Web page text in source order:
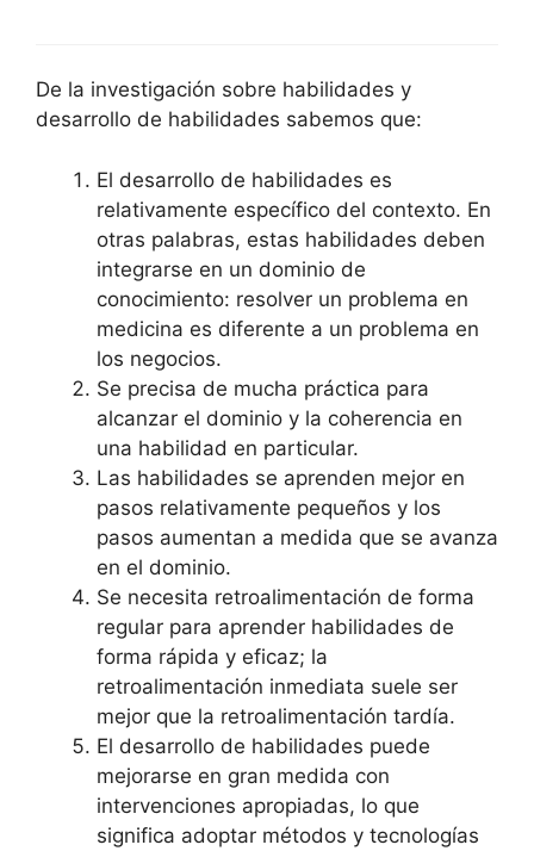
De la investigación sobre habilidades y
desarrollo de habilidades sabemos que:
El desarrollo de habilidades es
relativamente específico del contexto. En
otras palabras, estas habilidades deben
integrarse en un dominio de
conocimiento: resolver un problema en
medicina es diferente a un problema en
los negocios.
Se precisa de mucha práctica para
alcanzar el dominio y la coherencia en
una habilidad en particular.
Las habilidades se aprenden mejor en
pasos relativamente pequeños y los
pasos aumentan a medida que se avanza
en el dominio.
Se necesita retroalimentación de forma
regular para aprender habilidades de
forma rápida y eficaz; la
retroalimentación inmediata suele ser
mejor que la retroalimentación tardía.
El desarrollo de habilidades puede
mejorarse en gran medida con
intervenciones apropiadas, lo que
significa adoptar métodos y tecnologías